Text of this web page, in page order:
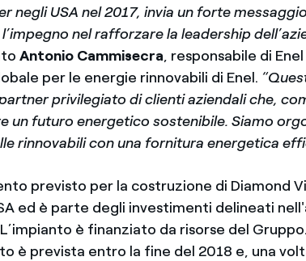
negli USA nel 2017, invia un forte
nel rafforzare la leadership
Antonio Cammisecra, responsabile di
per le energie rinnovabili di Enel.
privilegiato di clienti aziendali che,
un futuro energetico sostenibile. Siamo
rinnovabili con una fornitura energetica
previsto per la costruzione di Diamond
ed è parte degli investimenti delineati
è finanziato da risorse del
è prevista entro la fine del 2018 e, una